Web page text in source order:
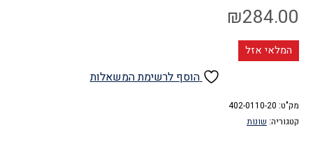
₪284.00
המלאי אזל
הוסף לרשימת המשאלות
מק"ט: 402-0110-20
קטגוריה: שונות